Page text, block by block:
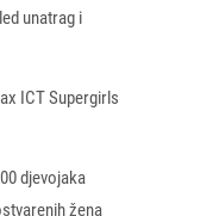
unatrag i
ICT Supergirls
djevojaka
žena